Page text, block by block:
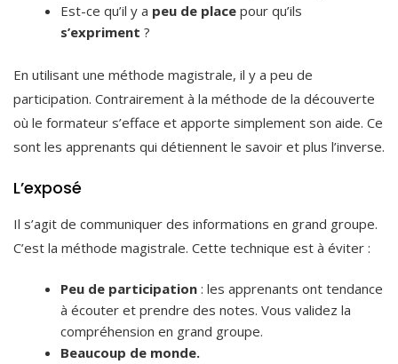
Est-ce qu’il y a peu de place pour qu’ils
s’expriment ?
En utilisant une méthode magistrale, il y a peu de
participation. Contrairement à la méthode de la découverte
où le formateur s’efface et apporte simplement son aide. Ce
sont les apprenants qui détiennent le savoir et plus l’inverse.
L’exposé
Il s’agit de communiquer des informations en grand groupe.
C’est la méthode magistrale. Cette technique est à éviter :
Peu de participation: les apprenants ont tendance
à écouter et prendre des notes. Vous validez la
compréhension en grand groupe.
Beaucoup de monde.